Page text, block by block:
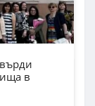
в